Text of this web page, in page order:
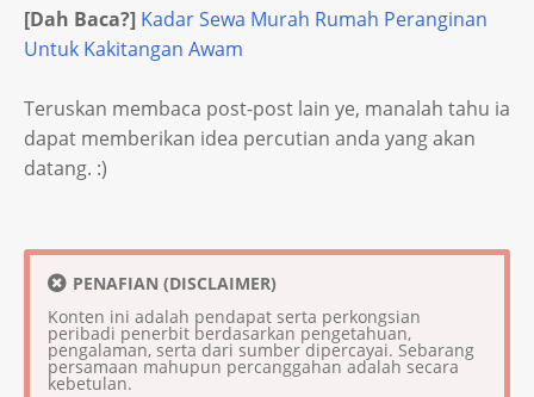
[Dah Baca?] Kadar Sewa Murah Rumah Peranginan
Untuk Kakitangan Awam
Teruskan membaca post-post lain ye, manalah tahu ia
dapat memberikan idea percutian anda yang akan
datang. :)
PENAFIAN (DISCLAIMER)
Konten ini adalah pendapat serta perkongsian
peribadi penerbit berdasarkan pengetahuan,
pengalaman, serta dari sumber dipercayai. Sebarang
persamaan mahupun percanggahan adalah secara
kebetulan.